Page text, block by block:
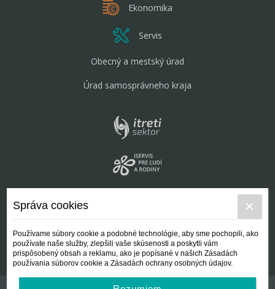
Ekonomika
Servis
Obecný a mestský úrad
Úrad samosprávneho kraja
Správa cookies
Používame súbory cookie a podobné technológie, aby sme pochopili, ako
používate naše služby, zlepšili vaše skúsenosti a poskytli vám
prispôsobený obsah a reklamu, ako je popísané v našich Zásadách
používania súborov cookie a Zásadách ochrany osobných údajov.